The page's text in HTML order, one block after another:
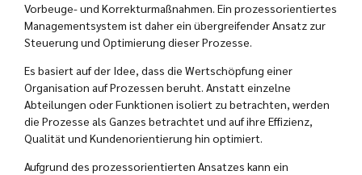
Vorbeuge- und Korrekturmaßnahmen. Ein prozessorientiertes
Managementsystem ist daher ein übergreifender Ansatz zur
Steuerung und Optimierung dieser Prozesse.
Es basiert auf der Idee, dass die Wertschöpfung einer
Organisation auf Prozessen beruht. Anstatt einzelne
Abteilungen oder Funktionen isoliert zu betrachten, werden
die Prozesse als Ganzes betrachtet und auf ihre Effizienz,
Qualität und Kundenorientierung hin optimiert.
Aufgrund des prozessorientierten Ansatzes kann ein